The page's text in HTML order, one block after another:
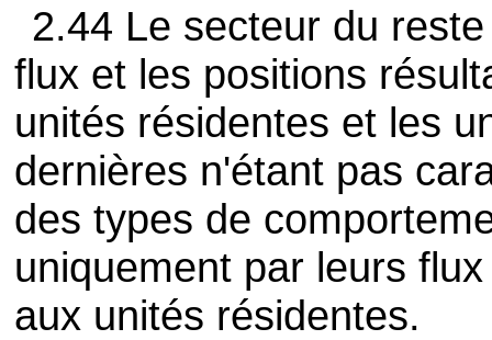
2.44 Le secteur du
flux et les positions
unités résidentes et les
dernières n'étant pas
des types de
uniquement par leurs
aux unités résidentes.